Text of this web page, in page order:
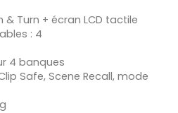
Turn + écran LCD tactile
: 4
4 banques
Safe, Scene Recall, mode